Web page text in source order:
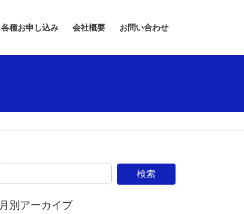
各種お申し込み 会社概要 お問い合わせ
月別アーカイブ